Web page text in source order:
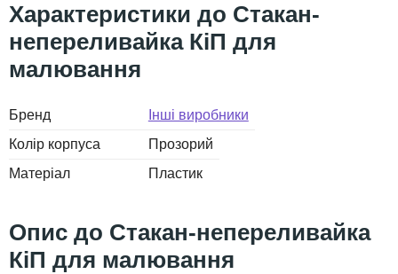
Стакан-
непереливайка КіП для
малювання
Бренд
Інші виробники
Колір корпуса
Прозорий
Матеріал
Пластик
Стакан-непереливайка
КіП для малювання